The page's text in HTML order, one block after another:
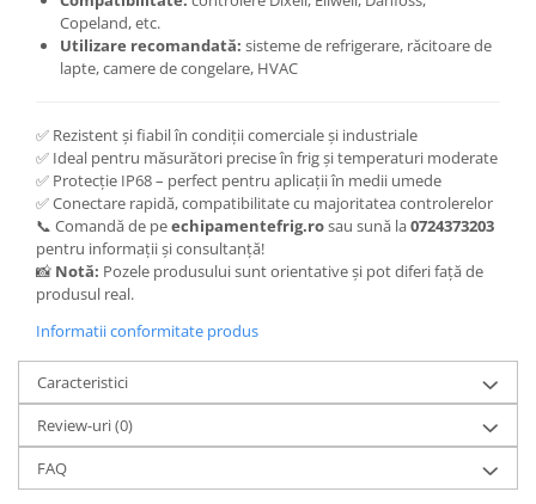
Copeland, etc.
Utilizare recomandată: sisteme de refrigerare, răcitoare de
lapte, camere de congelare, HVAC
✅ Rezistent și fiabil în condiții comerciale și industriale
✅ Ideal pentru măsurători precise în frig și temperaturi moderate
✅ Protecție IP68 – perfect pentru aplicații în medii umede
✅ Conectare rapidă, compatibilitate cu majoritatea controlerelor
📞 Comandă de peechipamentefrig.rosau sună la0724373203
pentru informații și consultanță!
📸 Notă: Pozele produsului sunt orientative și pot diferi față de
produsul real.
Informatii conformitate produs
Caracteristici
Review-uri(0)
FAQ